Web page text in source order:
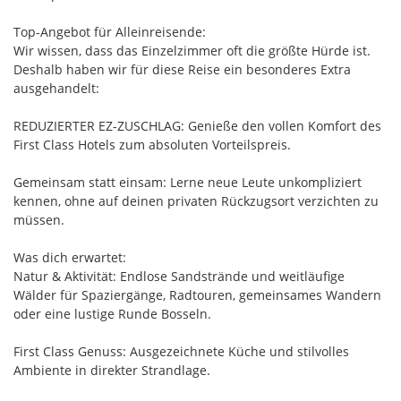
Top-Angebot für Alleinreisende:
Wir wissen, dass das Einzelzimmer oft die größte Hürde ist.
Deshalb haben wir für diese Reise ein besonderes Extra
ausgehandelt:
REDUZIERTER EZ-ZUSCHLAG: Genieße den vollen Komfort des
First Class Hotels zum absoluten Vorteilspreis.
Gemeinsam statt einsam: Lerne neue Leute unkompliziert
kennen, ohne auf deinen privaten Rückzugsort verzichten zu
müssen.
Was dich erwartet:
Natur & Aktivität: Endlose Sandstrände und weitläufige
Wälder für Spaziergänge, Radtouren, gemeinsames Wandern
oder eine lustige Runde Bosseln.
First Class Genuss: Ausgezeichnete Küche und stilvolles
Ambiente in direkter Strandlage.